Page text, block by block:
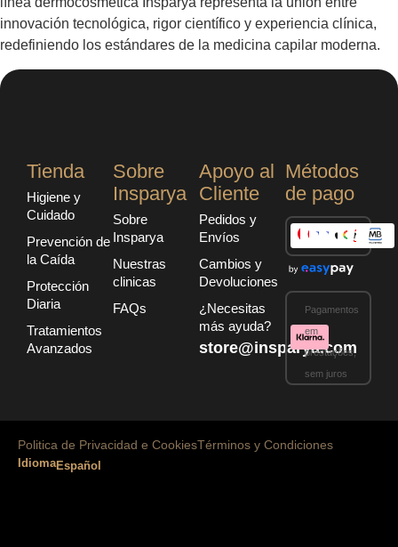
innovación tecnológica, rigor científico y experiencia clínica,
redefiniendo los estándares de la medicina capilar moderna.
Tienda
Higiene y
Cuidado
Prevención de
la Caída
Protección
Diaria
Tratamientos
Avanzados
Sobre
Insparya
Sobre
Insparya
Nuestras
clinicas
FAQs
Apoyo al
Cliente
Pedidos y
Envíos
Cambios y
Devoluciones
¿Necesitas
más ayuda?
store@insparya.com
Métodos
de pago
Pagamentos
em
prestações,
sem juros
Politica de Privacidad e CookiesTérminos y Condiciones
IdiomaEspañol